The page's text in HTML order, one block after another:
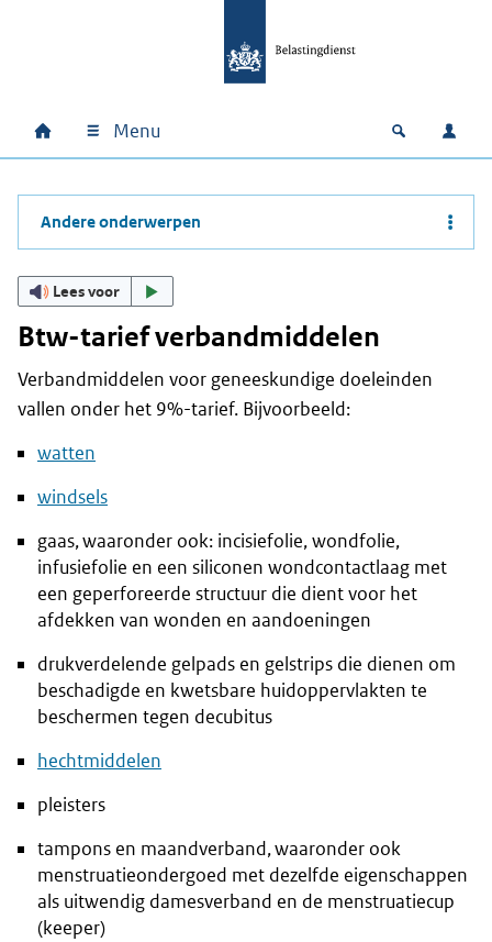
Hoofdnavigatie
Home Menu Open
Andere onderwerpen
Lees voor
Btw-tarief verbandmiddelen
Verbandmiddelen voor geneeskundige doeleinden
vallen onder het 9%-tarief. Bijvoorbeeld:
watten
windsels
gaas, waaronder ook: incisiefolie, wondfolie,
infusiefolie en een siliconen wondcontactlaag met
een geperforeerde structuur die dient voor het
afdekken van wonden en aandoeningen
drukverdelende gelpads en gelstrips die dienen om
beschadigde en kwetsbare huidoppervlakten te
beschermen tegen decubitus
hechtmiddelen
pleisters
tampons en maandverband, waaronder ook
menstruatieondergoed met dezelfde eigenschappen
als uitwendig damesverband en de menstruatiecup
(keeper)